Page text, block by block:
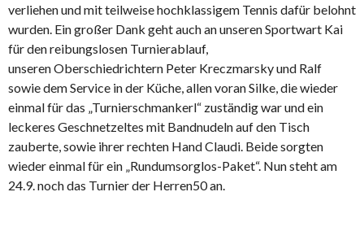
verliehen und mit teilweise hochklassigem Tennis dafür belohnt
wurden. Ein großer Dank geht auch an unseren Sportwart Kai
für den reibungslosen Turnierablauf,
unseren Oberschiedrichtern Peter Kreczmarsky und Ralf
sowie dem Service in der Küche, allen voran Silke, die wieder
einmal für das „Turnierschmankerl“ zuständig war und ein
leckeres Geschnetzeltes mit Bandnudeln auf den Tisch
zauberte, sowie ihrer rechten Hand Claudi. Beide sorgten
wieder einmal für ein „Rundumsorglos-Paket“. Nun steht am
24.9. noch das Turnier der Herren50 an.